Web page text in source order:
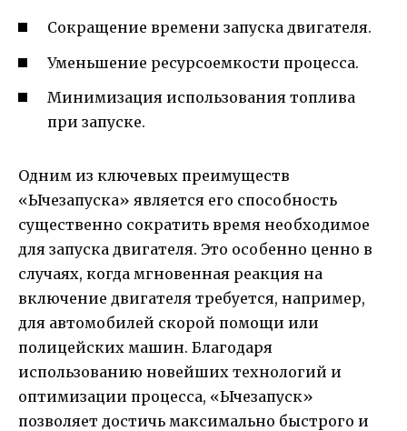
Сокращение времени запуска двигателя.
Уменьшение ресурсоемкости процесса.
Минимизация использования топлива
при запуске.
Одним из ключевых преимуществ
«Ычезапуска» является его способность
существенно сократить время необходимое
для запуска двигателя. Это особенно ценно в
случаях, когда мгновенная реакция на
включение двигателя требуется, например,
для автомобилей скорой помощи или
полицейских машин. Благодаря
использованию новейших технологий и
оптимизации процесса, «Ычезапуск»
позволяет достичь максимально быстрого и